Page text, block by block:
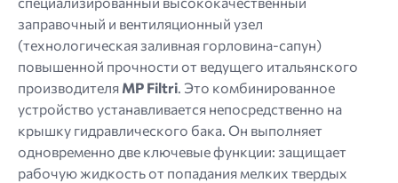
заправочный и вентиляционный узел
(технологическая заливная горловина-сапун)
повышенной прочности от ведущего итальянского
производителя MP Filtri . Это комбинированное
устройство устанавливается непосредственно на
крышку гидравлического бака. Он выполняет
одновременно две ключевые функции: защищает
рабочую жидкость от попадания мелких твердых